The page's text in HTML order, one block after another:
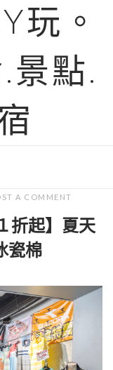
玩。
景點.
A COMMENT
折起】夏天
瓷棉